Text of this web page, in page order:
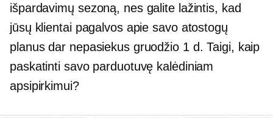
išpardavimų sezoną, nes galite lažintis, kad
jūsų klientai pagalvos apie savo atostogų
planus dar nepasiekus gruodžio 1 d. Taigi, kaip
paskatinti savo parduotuvę kalėdiniam
apsipirkimui?